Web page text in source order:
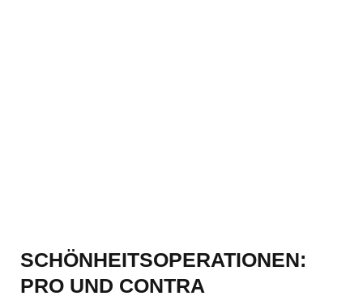
SCHÖNHEITSOPERATIONEN:
PRO UND CONTRA